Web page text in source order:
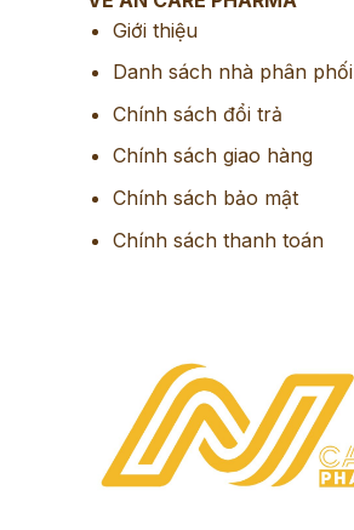
Giới thiệu
Danh sách nhà phân phối
Chính sách đổi trả
Chính sách giao hàng
Chính sách bảo mật
Chính sách thanh toán